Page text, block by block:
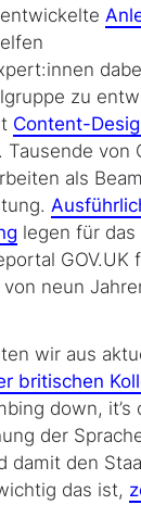
zu
Content-
. Tausende von
als
legen für das
GOV.UK
neun
wir aus
britischen
down,
der
damit den
das ist,